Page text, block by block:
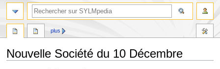
Nouvelle Société du 10 Décembre
plus